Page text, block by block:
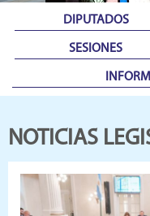
DIPUTADOS
SESIONES
NOTICIAS